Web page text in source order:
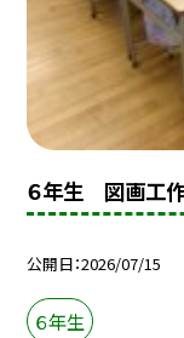
６年生 図画工
公開日 2026/07/15
６年生